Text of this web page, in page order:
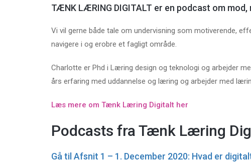
TÆNK LÆRING DIGITALT er en podcast om
Vi vil gerne både tale om undervisning som motiverende,
navigere i og erobre et fagligt område.
Charlotte er Phd i Læring design og teknologi og arbejder
års erfaring med uddannelse og læring og arbejder med
Læs mere om Tænk Læring Digitalt her
Podcasts fra Tænk Læring
Gå til Afsnit 1 – 1. December 2020: Hvad er